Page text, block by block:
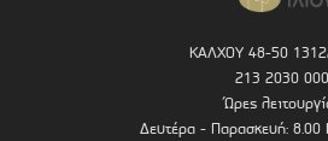
ΚΑΛΧΟΥ 48-50
213 2030 000
Ώρες
Δευτέρα - Παρασκευή: